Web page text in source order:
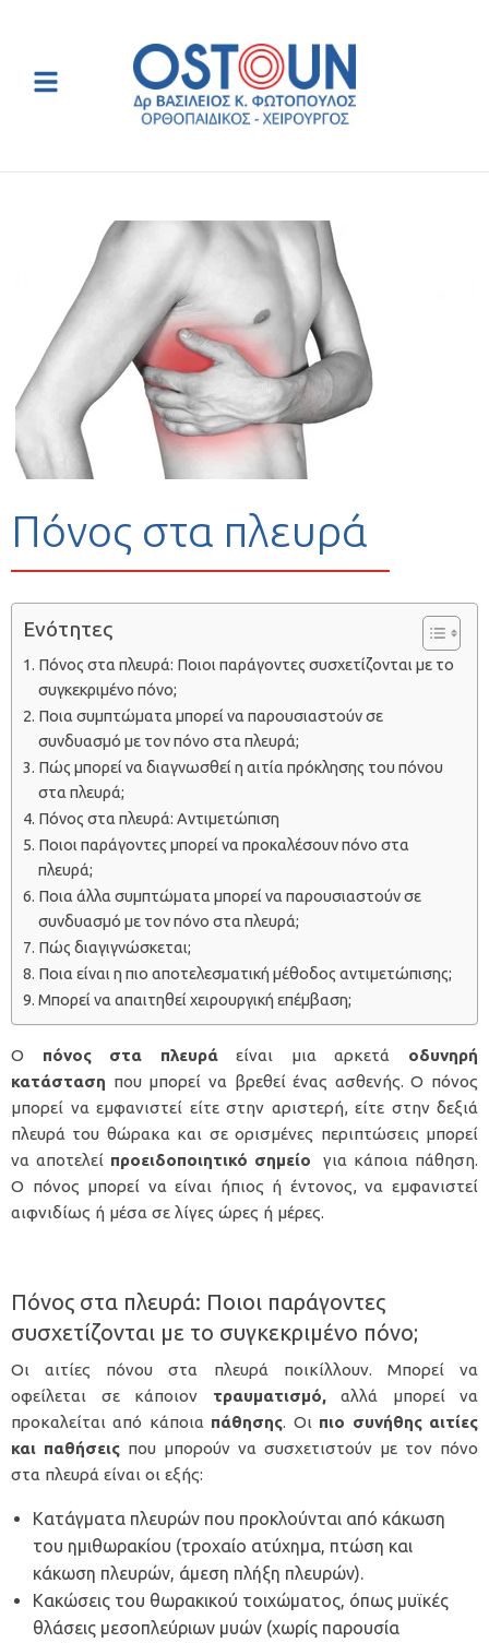
Πόνος στα πλευρά
Ενότητες
Πόνος στα πλευρά: Ποιοι παράγοντες συσχετίζονται με το
συγκεκριμένο πόνο;
Ποια συμπτώματα μπορεί να παρουσιαστούν σε
συνδυασμό με τον πόνο στα πλευρά;
Πώς μπορεί να διαγνωσθεί η αιτία πρόκλησης του πόνου
στα πλευρά;
Πόνος στα πλευρά: Αντιμετώπιση
Ποιοι παράγοντες μπορεί να προκαλέσουν πόνο στα
πλευρά;
Ποια άλλα συμπτώματα μπορεί να παρουσιαστούν σε
συνδυασμό με τον πόνο στα πλευρά;
Πώς διαγιγνώσκεται;
Ποια είναι η πιο αποτελεσματική μέθοδος αντιμετώπισης;
Μπορεί να απαιτηθεί χειρουργική επέμβαση;
Ο πόνος στα πλευράείναι μια αρκετά οδυνηρή
κατάσταση που μπορεί να βρεθεί ένας ασθενής. Ο πόνος
μπορεί να εμφανιστεί είτε στην αριστερή, είτε στην δεξιά
πλευρά του θώρακα και σε ορισμένες περιπτώσεις μπορεί
να αποτελεί προειδοποιητικό σημείο για κάποια πάθηση.
Ο πόνος μπορεί να είναι ήπιος ή έντονος, να εμφανιστεί
αιφνιδίως ή μέσα σε λίγες ώρες ή μέρες.
Πόνος στα πλευρά: Ποιοι παράγοντες
συσχετίζονται με το συγκεκριμένο πόνο;
Οι αιτίες πόνου στα πλευρά ποικίλλουν. Μπορεί να
οφείλεται σε κάποιον τραυματισμό,αλλά μπορεί να
προκαλείται από κάποια πάθησης. Οι πιο συνήθης αιτίες
και παθήσεις που μπορούν να συσχετιστούν με τον πόνο
στα πλευρά είναι οι εξής:
Κατάγματα πλευρών που προκλούνται από κάκωση
του ημιθωρακίου (τροχαίο ατύχημα, πτώση και
κάκωση πλευρών, άμεση πλήξη πλευρών).
Κακώσεις του θωρακικού τοιχώματος, όπως μυϊκές
θλάσεις μεσοπλεύριων μυών (χωρίς παρουσία